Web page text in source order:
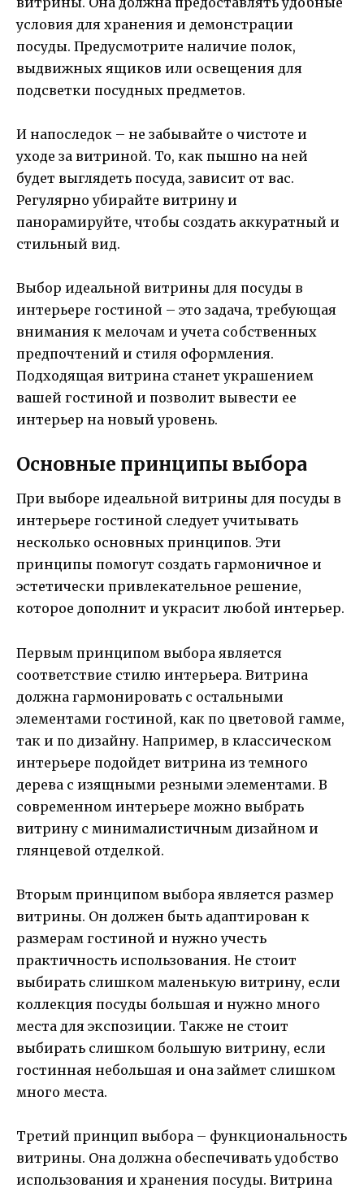
условия для хранения и демонстрации
посуды. Предусмотрите наличие полок,
выдвижных ящиков или освещения для
подсветки посудных предметов.
И напоследок – не забывайте о чистоте и
уходе за витриной. То, как пышно на ней
будет выглядеть посуда, зависит от вас.
Регулярно убирайте витрину и
панорамируйте, чтобы создать аккуратный и
стильный вид.
Выбор идеальной витрины для посуды в
интерьере гостиной – это задача, требующая
внимания к мелочам и учета собственных
предпочтений и стиля оформления.
Подходящая витрина станет украшением
вашей гостиной и позволит вывести ее
интерьер на новый уровень.
Основные принципы выбора
При выборе идеальной витрины для посуды в
интерьере гостиной следует учитывать
несколько основных принципов. Эти
принципы помогут создать гармоничное и
эстетически привлекательное решение,
которое дополнит и украсит любой интерьер.
Первым принципом выбора является
соответствие стилю интерьера. Витрина
должна гармонировать с остальными
элементами гостиной, как по цветовой гамме,
так и по дизайну. Например, в классическом
интерьере подойдет витрина из темного
дерева с изящными резными элементами. В
современном интерьере можно выбрать
витрину с минималистичным дизайном и
глянцевой отделкой.
Вторым принципом выбора является размер
витрины. Он должен быть адаптирован к
размерам гостиной и нужно учесть
практичность использования. Не стоит
выбирать слишком маленькую витрину, если
коллекция посуды большая и нужно много
места для экспозиции. Также не стоит
выбирать слишком большую витрину, если
гостинная небольшая и она займет слишком
много места.
Третий принцип выбора – функциональность
витрины. Она должна обеспечивать удобство
использования и хранения посуды. Витрина